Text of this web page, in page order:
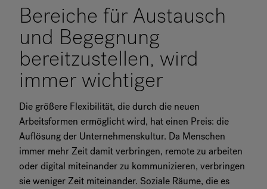
Bereiche für Austausch
und Begegnung
bereitzustellen, wird
immer wichtiger
Die größere Flexibilität, die durch die neuen
Arbeitsformen ermöglicht wird, hat einen Preis: die
Auflösung der Unternehmenskultur. Da Menschen
immer mehr Zeit damit verbringen, remote zu arbeiten
oder digital miteinander zu kommunizieren, verbringen
sie weniger Zeit miteinander. Soziale Räume, die es